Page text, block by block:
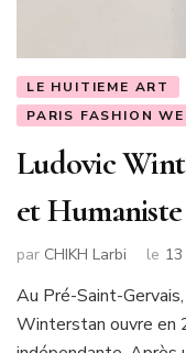
LE HUITIEME ART
PARIS FASHION
Ludovic
et
par CHIKH Larbi le
Au Pré-Saint-
Winterstan ouvre en